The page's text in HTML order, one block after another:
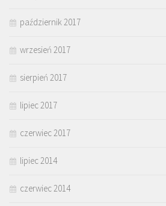
październik 2017
wrzesień 2017
sierpień 2017
lipiec 2017
czerwiec 2017
lipiec 2014
czerwiec 2014